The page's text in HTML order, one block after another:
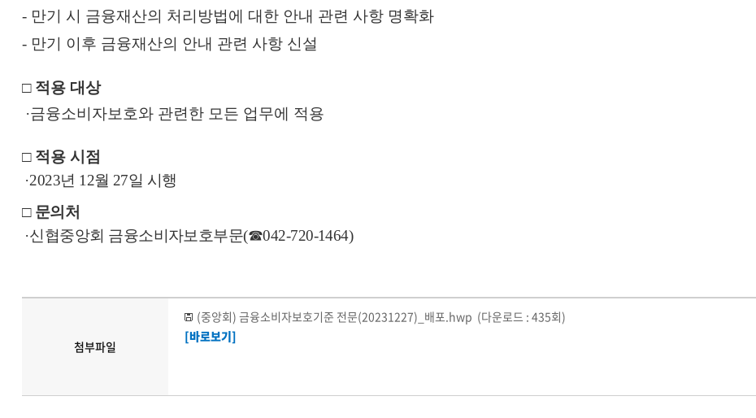
- 만기 시 금융재산의 처리방법에 대한 안내 관련 사항 명확화
- 만기 이후 금융재산의 안내 관련 사항 신설
□ 적용 대상
·금융소비자보호와 관련한 모든 업무에 적용
□ 적용 시점
·2023년 12월 27일 시행
□ 문의처
·신협중앙회 금융소비자보호부문(☎042-720-1464)
첨부파일
(중앙회) 금융소비자보호기준 전문(20231227)_배포.hwp (다운로드 : 435회)
[바로보기]